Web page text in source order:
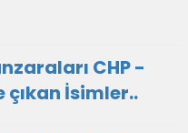
CHP -
çıkan İsimler..